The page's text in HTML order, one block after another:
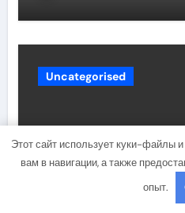
Uncategorised
Этот сайт использует куки-файлы
вам в навигации, а также
опыт.